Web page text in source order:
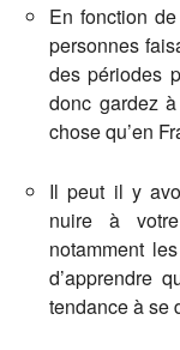
En fonction
personnes
des périodes
donc gardez à
chose qu’en
Il peut il y
nuire à
notamment
d’apprendre
tendance à se